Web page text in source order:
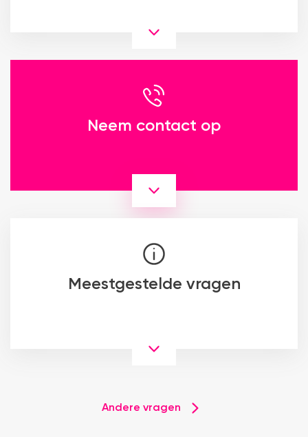
Neem contact op
Meestgestelde vragen
Andere vragen